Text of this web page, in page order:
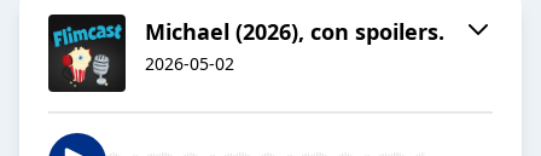
Michael (2026), con spoilers.
2026-05-02